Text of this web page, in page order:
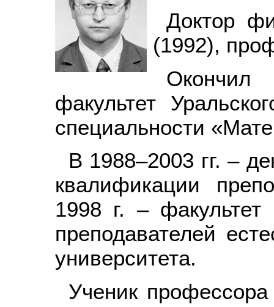
Доктор
(1992),
Окончил
факультет
специальности
В 1988–2003 гг. –
квалификации
1998 г. –
преподавателей
университета.
Ученик